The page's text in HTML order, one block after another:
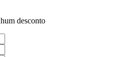
desconto